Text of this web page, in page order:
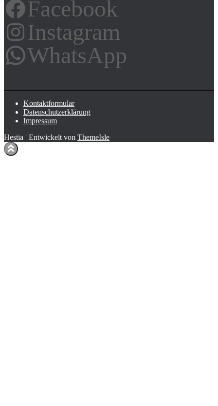
Facebook
Instagram
WhatsApp
Kontaktformular
Datenschutzerklärung
Impressum
Hestia | Entwickelt von ThemeIsle